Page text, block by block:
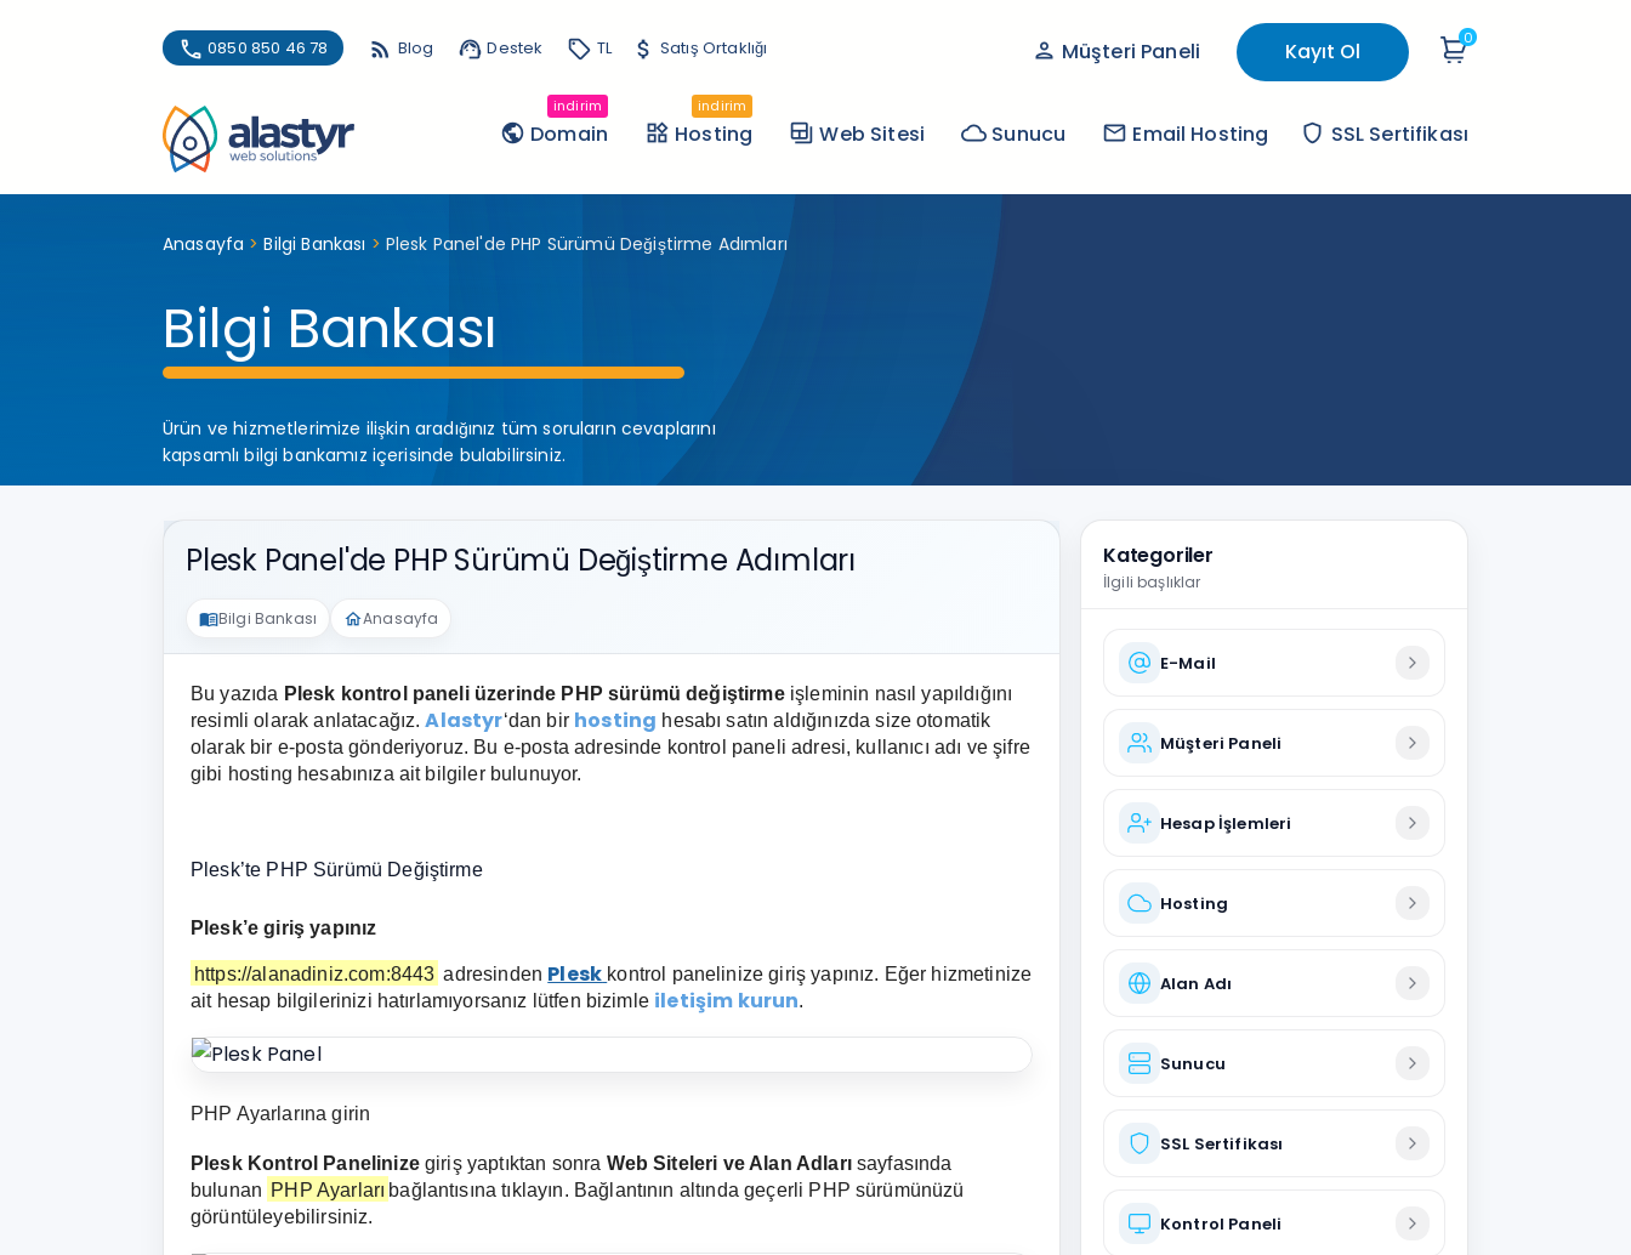
phone 0850 850 46 78 rss_feed Blog support_agent Destek sell TL attach_money Satış Ortaklığı person Müşteri Paneli Kayıt Ol Sepetim
0
public Domain
indirim
widgets Hosting
indirim
backup_table Web Sitesi cloud Sunucu email Email Hosting shield SSL Sertifikası
Anasayfa > Bilgi Bankası > Plesk Panel'de PHP Sürümü Değiştirme Adımları
Bilgi Bankası
Ürün ve hizmetlerimize ilişkin aradığınız tüm soruların cevaplarını
kapsamlı bilgi bankamız içerisinde bulabilirsiniz.
Plesk Panel'de PHP Sürümü Değiştirme Adımları
menu_bookBilgi Bankası homeAnasayfa
Bu yazıda Plesk kontrol paneli üzerinde PHP sürümü değiştirme işleminin nasıl yapıldığını
resimli olarak anlatacağız.Alastyr‘dan bir hosting hesabı satın aldığınızda size otomatik
olarak bir e-posta gönderiyoruz. Bu e-posta adresinde kontrol paneli adresi, kullanıcı adı ve şifre
gibi hosting hesabınıza ait bilgiler bulunuyor.
Plesk’te PHP Sürümü Değiştirme
Plesk’e giriş yapınız
https://alanadiniz.com:8443 adresinden Plesk kontrol panelinize giriş yapınız. Eğer hizmetinize
ait hesap bilgilerinizi hatırlamıyorsanız lütfen bizimle iletişim kurun.
PHP Ayarlarına girin
Plesk Kontrol Panelinizegiriş yaptıktan sonra Web Siteleri ve Alan Adlarısayfasında
bulunan PHP Ayarları bağlantısına tıklayın. Bağlantının altında geçerli PHP sürümünüzü
görüntüleyebilirsiniz.
Kategoriler
İlgili başlıklar
E-Mail
Müşteri Paneli
Hesap İşlemleri
Hosting
Alan Adı
Sunucu
SSL Sertifikası
Kontrol Paneli